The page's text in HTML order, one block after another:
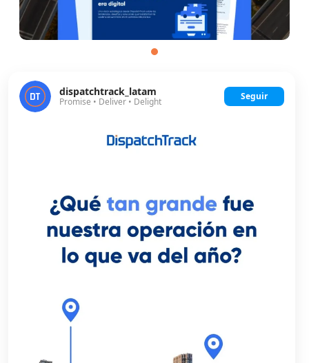
dispatchtrack_latam
Promise • Deliver • Delight Seguir